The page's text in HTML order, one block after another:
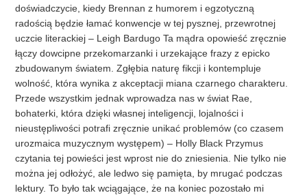
doświadczycie, kiedy Brennan z humorem i egzotyczną
radością będzie łamać konwencje w tej pysznej, przewrotnej
uczcie literackiej – Leigh Bardugo Ta mądra opowieść zręcznie
łączy dowcipne przekomarzanki i urzekające frazy z epicko
zbudowanym światem. Zgłębia naturę fikcji i kontempluje
wolność, która wynika z akceptacji miana czarnego charakteru.
Przede wszystkim jednak wprowadza nas w świat Rae,
bohaterki, która dzięki własnej inteligencji, lojalności i
nieustępliwości potrafi zręcznie unikać problemów (co czasem
urozmaica muzycznym występem) – Holly Black Przymus
czytania tej powieści jest wprost nie do zniesienia. Nie tylko nie
można jej odłożyć, ale ledwo się pamięta, by mrugać podczas
lektury. To było tak wciągające, że na koniec pozostało mi